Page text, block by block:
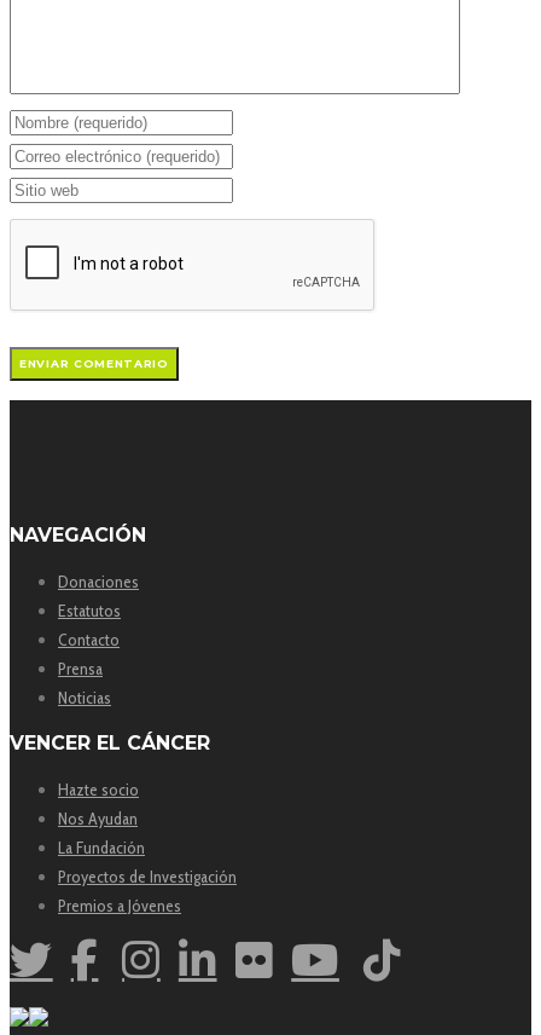
NAVEGACIÓN
Donaciones
Estatutos
Contacto
Prensa
Noticias
VENCER EL CÁNCER
Hazte socio
Nos Ayudan
La Fundación
Proyectos de Investigación
Premios a Jóvenes